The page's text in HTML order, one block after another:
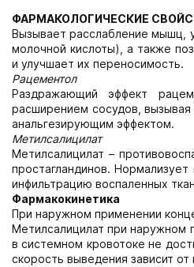
ФАРМАКОЛОГИЧЕСКИЕ
Вызывает расслабление мышц,
молочной кислоты), а также
и улучшает их переносимость.
Рацементол
Раздражающий эффект
расширением сосудов,
анальгезирующим эффектом.
Метилсалицилат
Метилсалицилат –
простагландинов.
инфильтрацию воспаленных
Фармакокинетика
При наружном применении
Метилсалицилат при наружном
в системном кровотоке не
скорость выведения зависит